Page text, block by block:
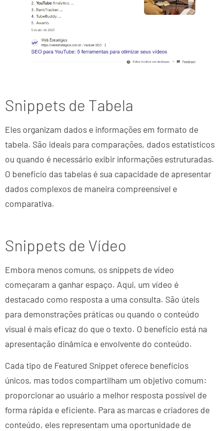
Snippets de Tabela
Eles organizam dados e informações em formato de
tabela. São ideais para comparações, dados estatísticos
ou quando é necessário exibir informações estruturadas.
O benefício das tabelas é sua capacidade de apresentar
dados complexos de maneira compreensível e
comparativa.
Snippets de Vídeo
Embora menos comuns, os snippets de vídeo
começaram a ganhar espaço. Aqui, um vídeo é
destacado como resposta a uma consulta. São úteis
para demonstrações práticas ou quando o conteúdo
visual é mais eficaz do que o texto. O benefício está na
apresentação dinâmica e envolvente do conteúdo.
Cada tipo de Featured Snippet oferece benefícios
únicos, mas todos compartilham um objetivo comum:
proporcionar ao usuário a melhor resposta possível de
forma rápida e eficiente. Para as marcas e criadores de
conteúdo, eles representam uma oportunidade de